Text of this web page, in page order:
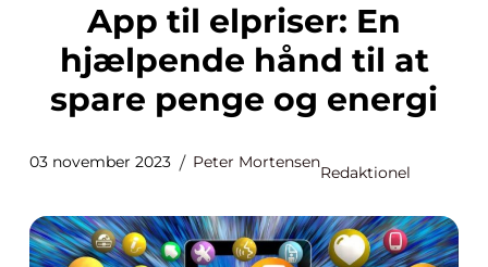
App til elpriser: En
hjælpende hånd til at
spare penge og energi
03 november 2023 Peter Mortensen
Redaktionel